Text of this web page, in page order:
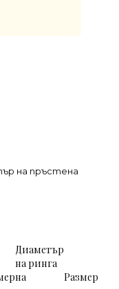
на пръстена
Диаметър
на ринга
на
Размер